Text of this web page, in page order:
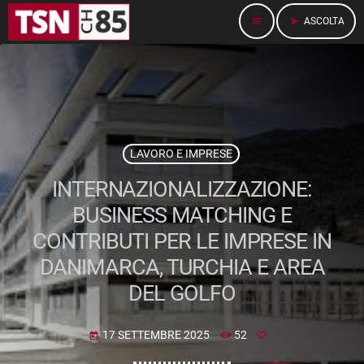
menu play_arrow ASCOLTA
LAVORO E IMPRESE
INTERNAZIONALIZZAZIONE:
BUSINESS MATCHING E
CONTRIBUTI PER LE IMPRESE IN
DANIMARCA, TURCHIA E AREA
DEL GOLFO
today 17 SETTEMBRE 2025 52